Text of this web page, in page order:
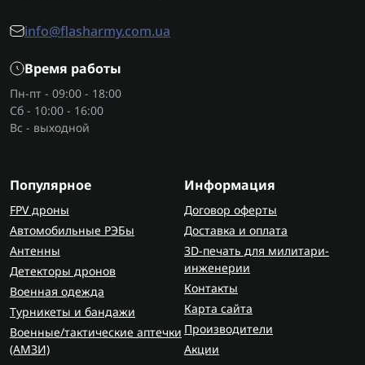
радиационной защиты и фильтры для
Некоторые модели имеют регулировку и
анатомическую форму, обеспечивающую
комфорт даже при длительном ношении. На
сайте можно также выбрать другие виды
Как выбрать средства
индивидуальной защиты?
Перед тем как купить средства индивидуальной
защиты, важно определить условия
использования. Для фронта подходят
сертифицированные модели с повышенной
ударопрочностью и водонепроницаемостью.
Если же вам нужна защита для тренировок или
info@flasharmy.com.ua
Время работы
Пн-пт - 09:00 - 18:00
Сб - 10:00 - 16:00
Вс - выходной
Популярное
FPV дроны
Автомобильные РЭБы
Антенны
Детекторы дронов
Военная одежда
Турникеты и бандажи
Военные/тактические аптечки
(AMЗИ)
Информация
Договор оферты
Доставка и оплата
3D-печать для милитари-
инженерии
Контакты
Карта сайта
Производители
Акции